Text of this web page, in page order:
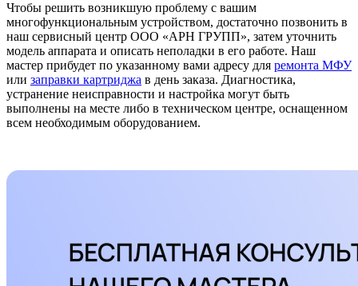
Чтобы решить возникшую проблему с вашим
многофункциональным устройством, достаточно позвонить в
наш сервисный центр ООО «АРН ГРУПП», затем уточнить
модель аппарата и описать неполадки в его работе. Наш
мастер прибудет по указанному вами адресу для ремонта МФУ
или заправки картриджа в день заказа. Диагностика,
устранение неисправности и настройка могут быть
выполнены на месте либо в техническом центре, оснащенном
всем необходимым оборудованием.